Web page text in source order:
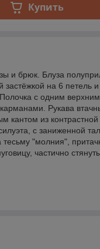
Купить
и брюк. Блуза
застёжкой на 6 петель
с одним
Рукава
кантом из контрастной
с заниженной
тесьму "молния",
частично